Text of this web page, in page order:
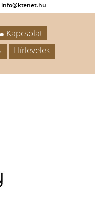
info@ktenet.hu
Kapcsolat
Hírlevelek